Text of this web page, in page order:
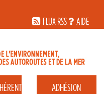
FLUX RSS
AIDE
ADHÉSION